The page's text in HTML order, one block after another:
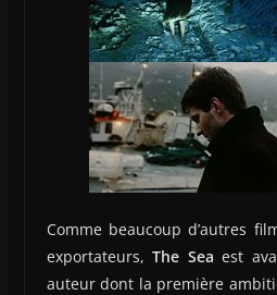
Comme beaucoup d’autres
exportateurs,The Sea est
auteur dont la première